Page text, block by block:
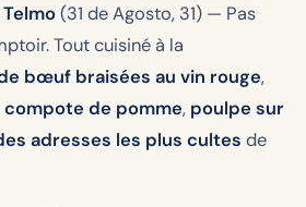
(31 de Agosto, 31) — Pas
Tout cuisiné à la
bœuf braisées au vin rouge,
de pomme, poulpe sur
adresses les plus cultes de